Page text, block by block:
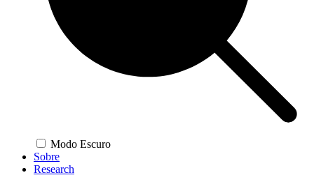
Modo Escuro
Sobre
Research